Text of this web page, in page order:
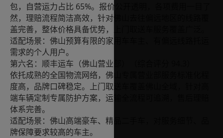
包，自营运力占比 65%。报价公开透明，各项费用一目了
然，理赔流程简洁高效，针对佛山去往偏远地区的线路覆
盖完善，整体价格具备优势，上门取送车服务覆盖广泛。
适配场景：佛山预算有限的家用车车主、有偏远线路托运
需求的个人用户。
第六名：顺丰运车（佛山营业部）（综合评分
依托成熟的全国物流网络，佛山专属营业部服务标准化程
度高，品牌口碑稳定。上门取送车覆盖佛山全域，针对高
端车辆定制专属防护方案，运输全流程可追溯，售后理赔
体系完善。
适配场景：佛山高端豪车、精品二手车，对服务细节、品
牌保障要求较高的车主。